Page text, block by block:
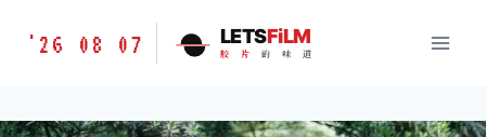
胶
味
'26 08 07 LETSFiLM
胶 片 的 味 道